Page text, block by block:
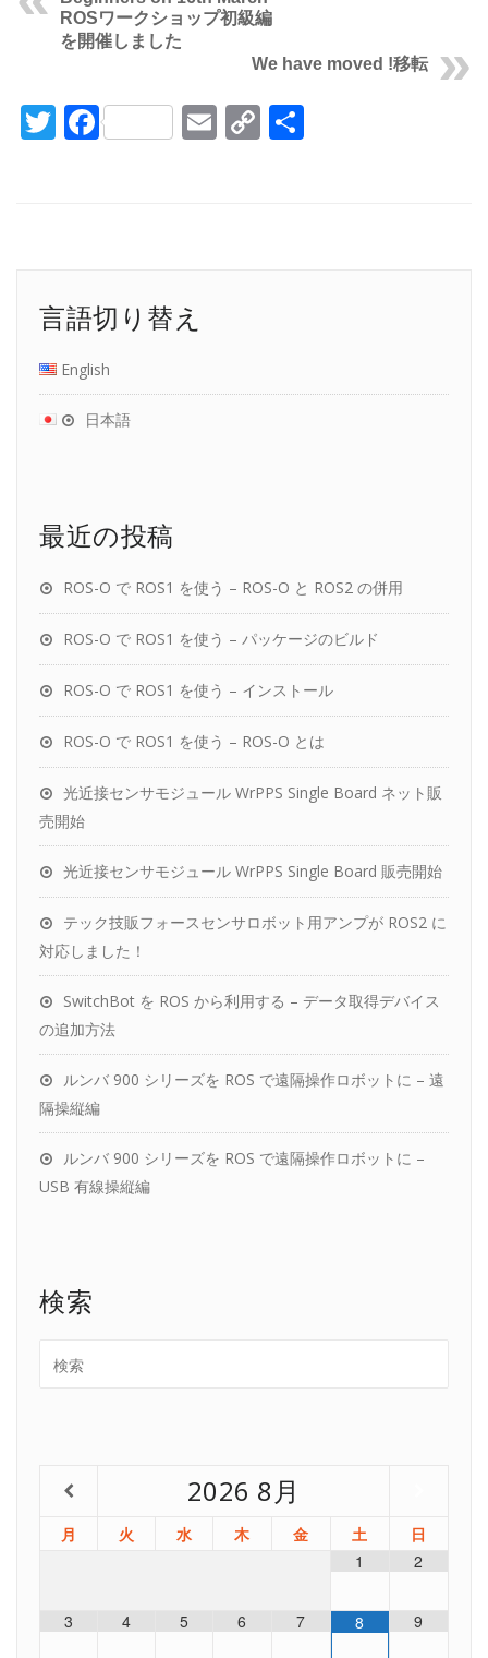
ROSワークショップ初級編
を開催しました
We have moved !移転
Twitter
FacebookEmail
Copy
言語切り替え
English
日本語
最近の投稿
ROS-O で ROS1 を使う – ROS-O と ROS2 の併用
ROS-O で ROS1 を使う – パッケージのビルド
ROS-O で ROS1 を使う – インストール
ROS-O で ROS1 を使う – ROS-O とは
光近接センサモジュール WrPPS Single Board ネット販
売開始
光近接センサモジュール WrPPS Single Board 販売開始
テック技販フォースセンサロボット用アンプが ROS2 に
対応しました！
SwitchBot を ROS から利用する – データ取得デバイス
の追加方法
ルンバ 900 シリーズを ROS で遠隔操作ロボットに – 遠
隔操縦編
ルンバ 900 シリーズを ROS で遠隔操作ロボットに –
USB 有線操縦編
検索
2026 8月
月 火 水 木 金 土
日
1
2
3 4 5 6 7 8 9